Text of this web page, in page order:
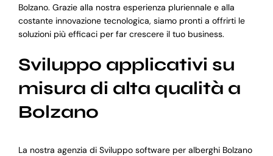
Bolzano. Grazie alla nostra esperienza pluriennale e alla
costante innovazione tecnologica, siamo pronti a offrirti le
soluzioni più efficaci per far crescere il tuo business.
Sviluppo applicativi su
misura di alta qualità a
Bolzano
La nostra agenzia di Sviluppo software per alberghi Bolzano